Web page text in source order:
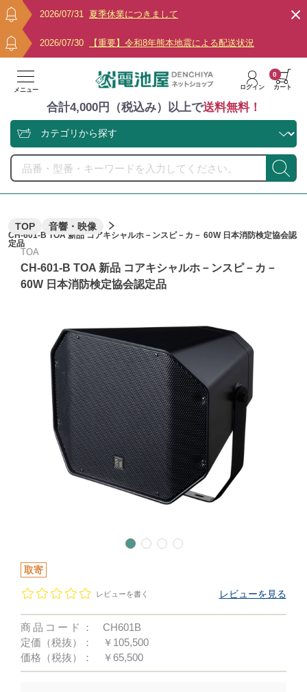
2026/07/31 夏季休業につきまして
2026/07/30 【重要】令和8年熊本地震による配送状況
メニュー ログイン カート
0
合計4,000円（税込み）以上で送料無料！
TOP 音響・映像
CH-601-B TOA 新品 コアキシャルホ－ンスピ－カ－ 60W 日本消防検定協会認
定品
TOA
CH-601-B TOA 新品 コアキシャルホ－ンスピ－カ－
60W 日本消防検定協会認定品
取寄
レビューを書く レビューを見る
商品コード：
CH601B
定価（税抜）：
￥105,500
価格（税抜）：
￥65,500